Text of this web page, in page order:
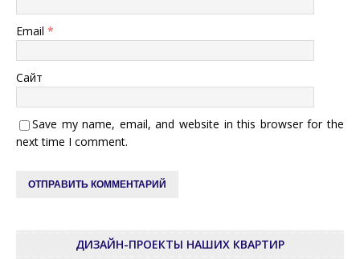
Email *
Сайт
Save my name, email, and website in this browser for the
next time I comment.
ДИЗАЙН-ПРОЕКТЫ НАШИХ КВАРТИР